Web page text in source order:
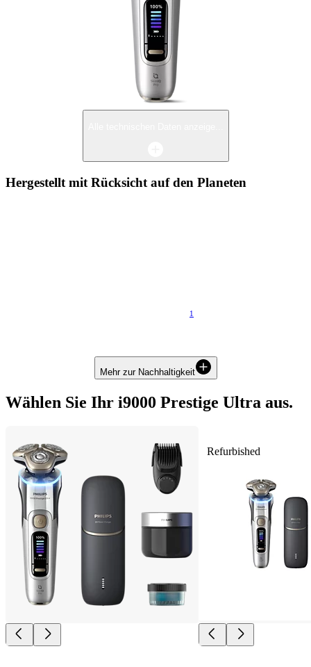
Hergestellt mit Rücksicht auf den Planeten
1
Mehr zur Nachhaltigkeit
Wählen Sie Ihr i9000 Prestige Ultra aus.
Refurbished